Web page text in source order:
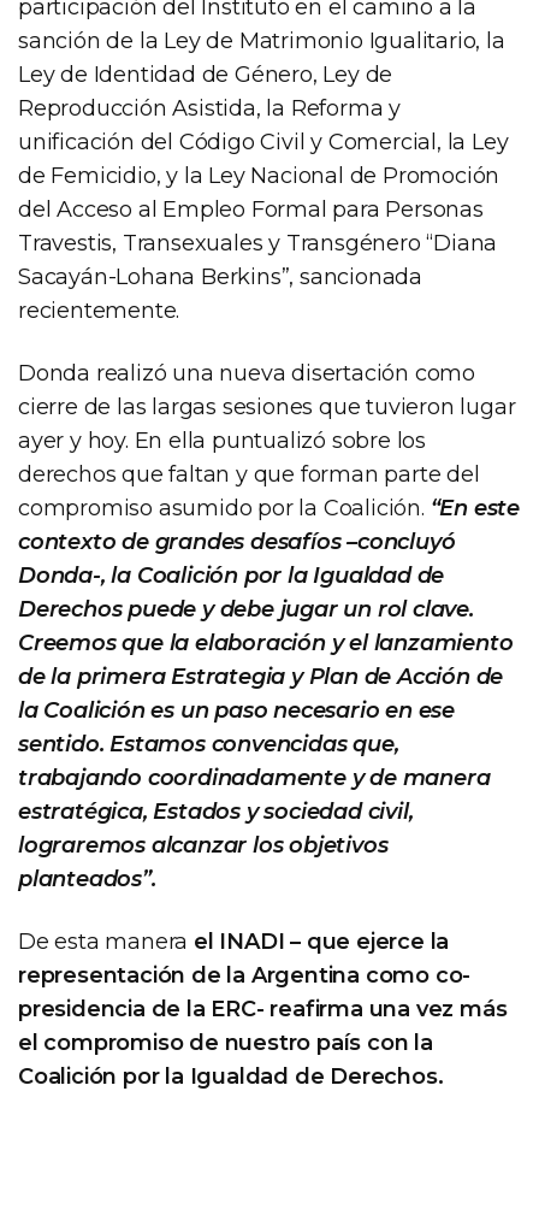
participación del Instituto en el camino a la
sanción de la Ley de Matrimonio Igualitario, la
Ley de Identidad de Género, Ley de
Reproducción Asistida, la Reforma y
unificación del Código Civil y Comercial, la Ley
de Femicidio, y la Ley Nacional de Promoción
del Acceso al Empleo Formal para Personas
Travestis, Transexuales y Transgénero “Diana
Sacayán-Lohana Berkins”, sancionada
recientemente.
Donda realizó una nueva disertación como
cierre de las largas sesiones que tuvieron lugar
ayer y hoy. En ella puntualizó sobre los
derechos que faltan y que forman parte del
compromiso asumido por la Coalición. “En este
contexto de grandes desafíos –concluyó
Donda-, la Coalición por la Igualdad de
Derechos puede y debe jugar un rol clave.
Creemos que la elaboración y el lanzamiento
de la primera Estrategia y Plan de Acción de
la Coalición es un paso necesario en ese
sentido. Estamos convencidas que,
trabajando coordinadamente y de manera
estratégica, Estados y sociedad civil,
lograremos alcanzar los objetivos
planteados”.
De esta manera el INADI – que ejerce la
representación de la Argentina como co-
presidencia de la ERC- reafirma una vez más
el compromiso de nuestro país con la
Coalición por la Igualdad de Derechos.